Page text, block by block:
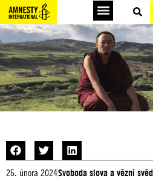
25. února 2024Svoboda slova a vězni